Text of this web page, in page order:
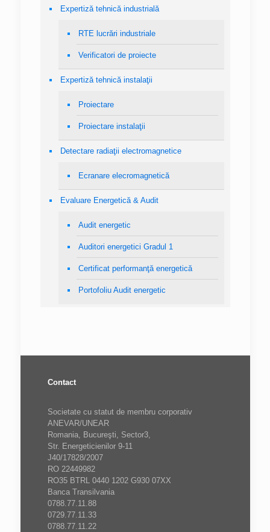
Expertiză tehnică industrială
RTE lucrări industriale
Verificatori de proiecte
Expertiză tehnică instalaţii
Proiectare
Proiectare instalaţii
Detectare radiaţii electromagnetice
Ecranare elecromagnetică
Evaluare Energetică & Audit
Audit energetic
Auditori energetici Gradul 1
Certificat performanţă energetică
Portofoliu Audit energetic
Contact
Societate cu statut de membru corporativ
ANEVAR/UNEAR
Romania, Bucureşti, Sector3,
Str. Energeticienilor 9-11
J40/17828/2007
RO 22449982
RO35 BTRL 0440 1202 G930 07XX
Banca Transilvania
0788.77.11.88
0729.77.11.33
0788.77.11.22